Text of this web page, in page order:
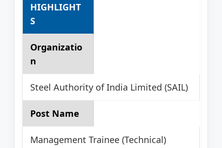
HIGHLIGHT
S
Organizatio
n
Steel Authority of India Limited (SAIL)
Post Name
Management Trainee (Technical)